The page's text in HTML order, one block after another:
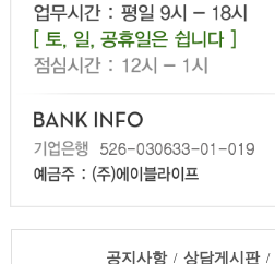
공지사항/ 상담게시판/